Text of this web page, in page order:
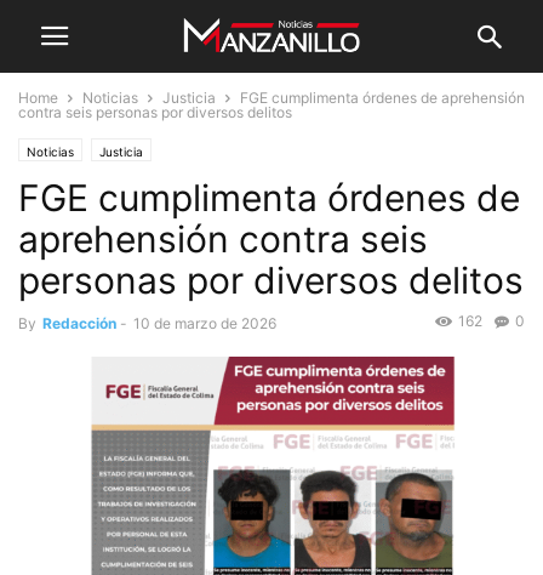
Home Noticias Justicia
FGE cumplimenta órdenes de aprehensión
contra seis personas por diversos delitos
Noticias Justicia
FGE cumplimenta órdenes de
aprehensión contra seis
personas por diversos delitos
By Redacción - 10 de marzo de 2026 0
162